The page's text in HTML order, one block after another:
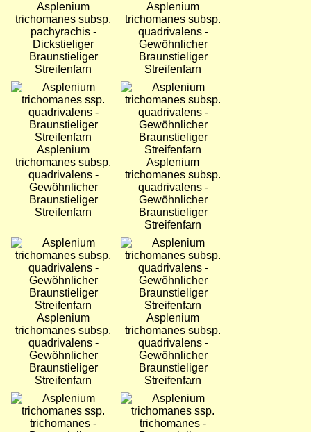
Asplenium
trichomanes subsp.
pachyrachis -
Dickstieliger
Braunstieliger
Streifenfarn
Asplenium
trichomanes subsp.
quadrivalens -
Gewöhnlicher
Braunstieliger
Streifenfarn
Bild
Asplenium
trichomanes subsp.
quadrivalens -
Gewöhnlicher
Braunstieliger
Streifenfarn
Bild
Asplenium
trichomanes subsp.
quadrivalens -
Gewöhnlicher
Braunstieliger
Streifenfarn
Bild
Asplenium
trichomanes subsp.
quadrivalens -
Gewöhnlicher
Braunstieliger
Streifenfarn
Bild
Asplenium
trichomanes subsp.
quadrivalens -
Gewöhnlicher
Braunstieliger
Streifenfarn
Bild
Bild